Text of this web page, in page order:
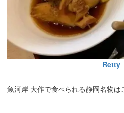
Retty
魚河岸 大作で食べられる静岡名物は